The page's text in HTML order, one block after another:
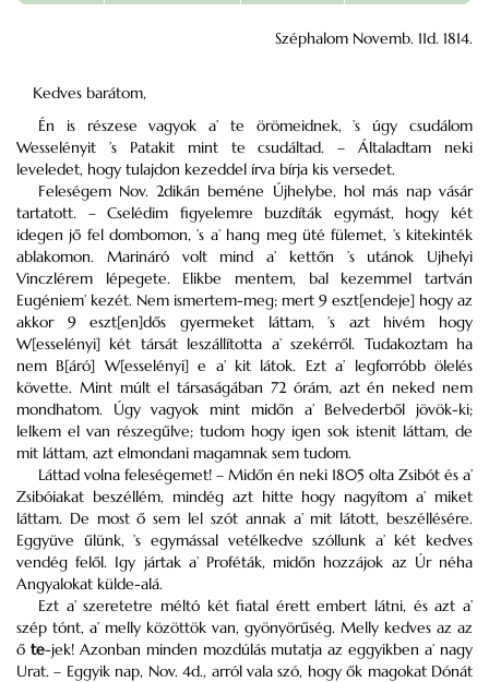
Széphalom Novemb. 11d. 1814.
Kedves barátom,
Én is részese vagyok a’ te örömeidnek, ’s úgy csudálom
Wesselényit ’s Patakit mint te csudáltad. – Általadtam neki
leveledet, hogy tulajdon kezeddel írva bírja kis versedet.
Feleségem Nov. 2dikán beméne Újhelybe, hol más nap vásár
tartatott. – Cselédim figyelemre buzdíták egymást, hogy két
idegen jő fel dombomon, ’s a’ hang meg üté fülemet, ’s kitekinték
ablakomon. Marináró volt mind a’ kettőn ’s utánok Ujhelyi
Vinczlérem lépegete. Elikbe mentem, bal kezemmel tartván
Eugéniem’ kezét. Nem ismertem-meg; mert 9 eszt[endeje] hogy az
akkor 9 eszt[en]dős gyermeket láttam, ’s azt hivém hogy
W[esselényi] két társát leszállította a’ szekérről. Tudakoztam ha
nem B[áró] W[esselényi] e a’ kit látok. Ezt a’ legforróbb ölelés
követte. Mint múlt el társaságában 72 órám, azt én neked nem
mondhatom. Úgy vagyok mint midőn a’ Belvederből jövök-ki;
lelkem el van részegűlve; tudom hogy igen sok istenit láttam, de
mit láttam, azt elmondani magamnak sem tudom.
Láttad volna feleségemet! – Midőn én neki 1805 olta Zsibót és a’
Zsibóiakat beszéllém, mindég azt hitte hogy nagyítom a’ miket
láttam. De most ő sem lel szót annak a’ mit látott, beszéllésére.
Eggyüve űlünk, ’s egymással vetélkedve szóllunk a’ két kedves
vendég felől. Igy jártak a’ Proféták, midőn hozzájok az Úr néha
Angyalokat külde-alá.
Ezt a’ szeretetre méltó két fiatal érett embert látni, és azt a’
szép tónt, a’ melly közöttök van, gyönyörűség. Melly kedves az az
ő te-jek! Azonban minden mozdúlás mutatja az eggyikben a’ nagy
Urat. – Eggyik nap, Nov. 4d., arról vala szó, hogy ők magokat Dónát